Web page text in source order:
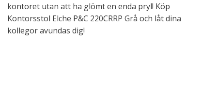
kontoret utan att ha glömt en enda pryl! Köp
Kontorsstol Elche P&C 220CRRP Grå och låt dina
kollegor avundas dig!